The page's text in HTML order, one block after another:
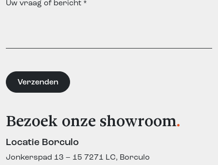
Bezoek onze showroom.
Locatie Borculo
Jonkerspad 13 – 15 7271 LC, Borculo